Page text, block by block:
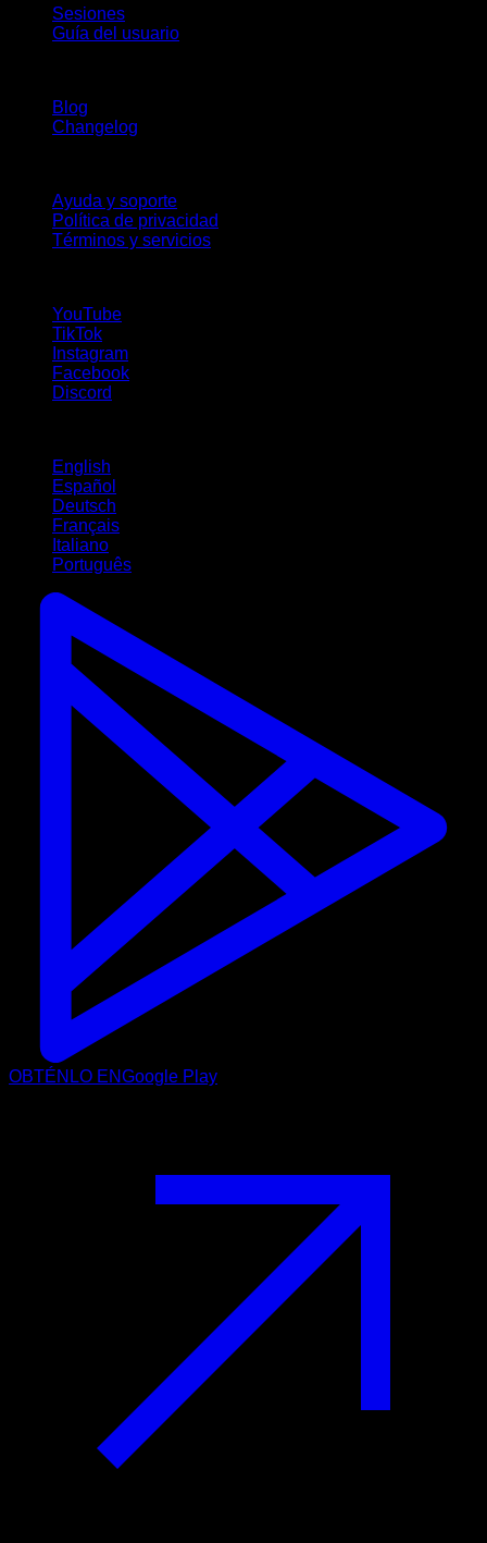
Sesiones
Guía del usuario
Blog
Changelog
Ayuda y soporte
Política de privacidad
Términos y servicios
YouTube
TikTok
Instagram
Facebook
Discord
English
Español
Deutsch
Français
Italiano
Português
OBTÉNLO ENGoogle Play